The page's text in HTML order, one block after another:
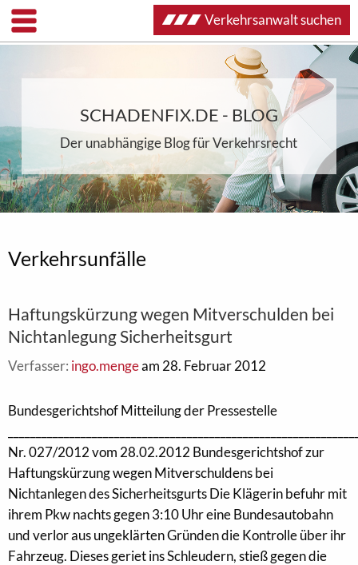
SCHADENFIX.DE - BLOG
Der unabhängige Blog für Verkehrsrecht
Verkehrsunfälle
Haftungskürzung wegen Mitverschulden bei
Nichtanlegung Sicherheitsgurt
Verfasser: ingo.mengeam 28. Februar 2012
Bundesgerichtshof Mitteilung der Pressestelle
Nr. 027/2012 vom 28.02.2012 Bundesgerichtshof zur
Haftungskürzung wegen Mitverschuldens bei
Nichtanlegen des Sicherheitsgurts Die Klägerin befuhr mit
ihrem Pkw nachts gegen 3:10 Uhr eine Bundesautobahn
und verlor aus ungeklärten Gründen die Kontrolle über ihr
Fahrzeug. Dieses geriet ins Schleudern, stieß gegen die
Verkehrsanwalt suchen